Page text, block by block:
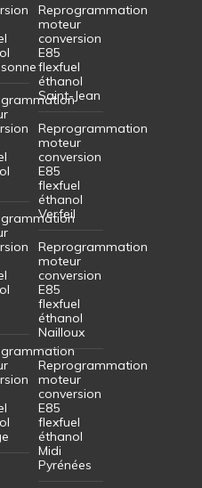
Reprogrammation
moteur
conversion
E85
flexfuel
éthanol
Saint-Jean
Reprogrammation
moteur
conversion
E85
flexfuel
éthanol
Verfeil
Reprogrammation
moteur
conversion
E85
flexfuel
éthanol
Nailloux
Reprogrammation
moteur
conversion
E85
flexfuel
éthanol
Midi
Pyrénées